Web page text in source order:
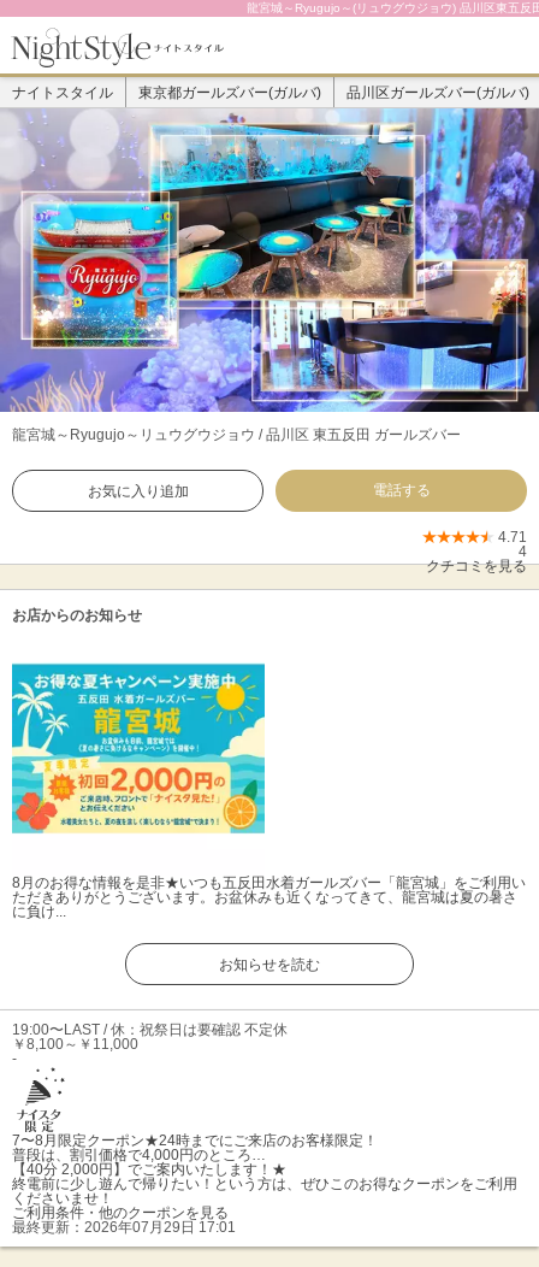
龍宮城～Ryugujo～(リュウグウジョウ) 品川区東五反
ナイトスタイル 東京都ガールズバー(ガルバ) 品川区ガールズバー(ガルバ)
龍宮城～Ryugujo～ リュウグウジョウ / 品川区 東五反田 ガールズバー
お気に入り追加 電話する
4.71
4
クチコミを見る
お店からのお知らせ
8月のお得な情報を是非★いつも五反田水着ガールズバー「龍宮城」をご利用い
ただきありがとうございます。お盆休みも近くなってきて、龍宮城は夏の暑さ
に負け...
お知らせを読む
19:00〜LAST / 休：祝祭日は要確認 不定休
￥8,100～￥11,000
-
7〜8月限定クーポン★24時までにご来店のお客様限定！
普段は、割引価格で4,000円のところ…
【40分 2,000円】でご案内いたします！★
終電前に少し遊んで帰りたい！という方は、ぜひこのお得なクーポンをご利用
くださいませ！
ご利用条件・他のクーポンを見る
最終更新： 2026年07月29日 17:01